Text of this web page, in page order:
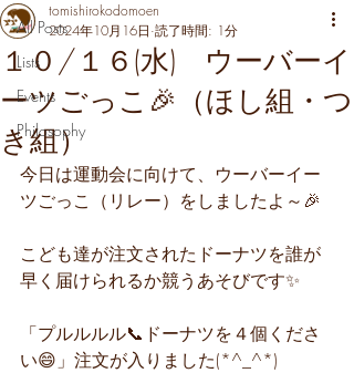
All Posts
Lists
Events
Philosophy
１０/１６(水) ウーバーイ
ーツごっこ🎉（ほし組・つ
き組）
tomishirokodomoen
2024年10月16日 読了時間: 1分
今日は運動会に向けて、ウーバーイー
ツごっこ（リレー）をしましたよ～🎉
こども達が注文されたドーナツを誰が
早く届けられるか競うあそびです✨
「プルルルル📞ドーナツを４個くださ
い😄」注文が入りました(*^_^*)